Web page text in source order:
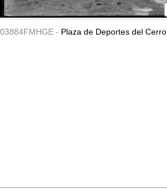
03884FMHGE - Plaza de Deportes del Cerro.